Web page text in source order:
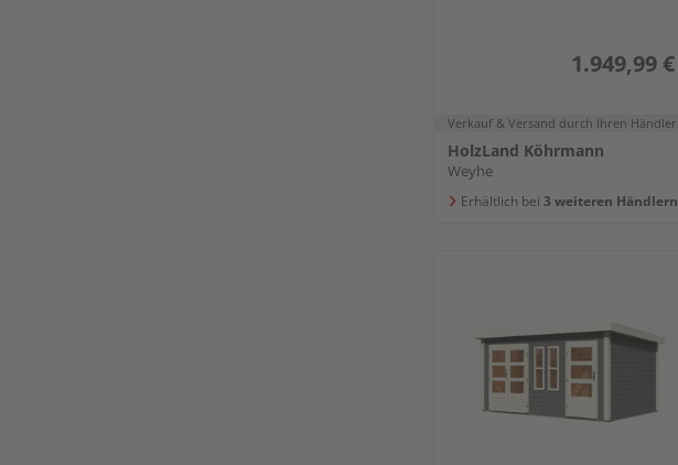
1.949,99 €
Verkauf & Versand durch Ihren Händler
HolzLand Köhrmann
Weyhe
Erhältlich bei 3 weiteren Händlern